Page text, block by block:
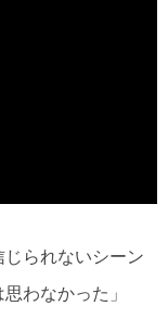
られないシーン
わなかった」